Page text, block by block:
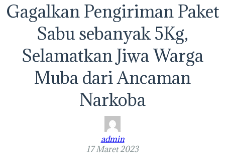
Gagalkan Pengiriman Paket
Sabu sebanyak 5Kg,
Selamatkan Jiwa Warga
Muba dari Ancaman
Narkoba
admin
17 Maret 2023